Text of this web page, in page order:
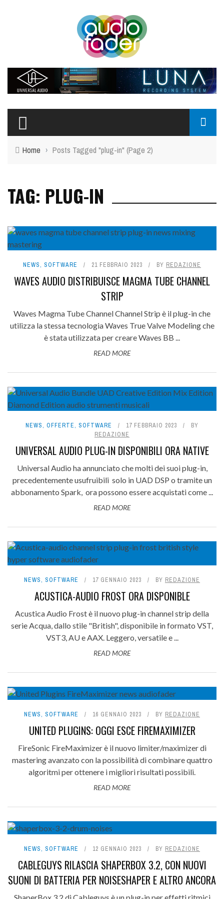
Home › Posts Tagged "plug-in" (Page 2)
TAG: PLUG-IN
NEWS, SOFTWARE 21 FEBBRAIO 2023 BY REDAZIONE
WAVES AUDIO DISTRIBUISCE MAGMA TUBE CHANNEL
STRIP
Waves Magma Tube Channel Channel Strip è il plug-in che
utilizza la stessa tecnologia Waves True Valve Modeling che
è stata utilizzata per creare Waves BB ...
READ MORE
NEWS, OFFERTE, SOFTWARE 17 FEBBRAIO 2023
BY
REDAZIONE
UNIVERSAL AUDIO PLUG-IN DISPONIBILI ORA NATIVE
Universal Audio ha annunciato che molti dei suoi plug-in,
precedentemente usufruibili solo in UAD DSP o tramite un
abbonamento Spark, ora possono essere acquistati come ...
READ MORE
NEWS, SOFTWARE 17 GENNAIO 2023 BY REDAZIONE
ACUSTICA-AUDIO FROST ORA DISPONIBLE
Acustica Audio Frost è il nuovo plug-in channel strip della
serie Acqua, dallo stile "British", disponibile in formato VST,
VST3, AU e AAX. Leggero, versatile e ...
READ MORE
NEWS, SOFTWARE 16 GENNAIO 2023 BY REDAZIONE
UNITED PLUGINS: OGGI ESCE FIREMAXIMIZER
FireSonic FireMaximizer è il nuovo limiter/maximizer di
mastering avanzato con la possibilità di combinare quattro
algoritmi per ottenere i migliori risultati possibili.
READ MORE
NEWS, SOFTWARE 12 GENNAIO 2023 BY REDAZIONE
CABLEGUYS RILASCIA SHAPERBOX 3.2, CON NUOVI
SUONI DI BATTERIA PER NOISESHAPER E ALTRO ANCORA
ShaperBox 3.2 di Cableguys è un plug-in per effetti ritmici